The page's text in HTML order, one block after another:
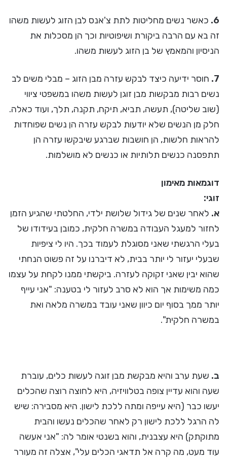
6. כאשר נשים מחליטות לתת צ'אנס לבן הזוג לעשות משהו
זה בא עם הרבה ביקורת ושיפוטיות וכך הן מסכלות את
הניסיון והמאמץ של בן הזוג לעשות משהו.
7. חוסר ידיעה כיצד לבקש עזרה מבן הזוג – מבלי משים לב
נשים רבות מבקשות מבן זוגן לעשות משהו במשפטי ציווי
(שוב שליטה), תעשה, תביא, תיקח, תקנה, תלך, ועוד כאלה.
חלק מן הנשים שלא יודעות לבקש עזרה הן נשים שפוחדות
להראות חלשות, הן חושבות שברגע שיבקשו עזרה הן
תתפסנה כנשים תלותיות או כנשים לא מושלמות.
דוגמאות מאימון
זוגי:
א. לאחר שנים של גידול שלושת ילדי, החלטתי שהגיע הזמן
לחזור למעגל העבודה במשרה חלקית, כמובן בעידודו של
בעלי הרגשתי שאני מסוגלת לעמוד בכך. היו לי ציפיות
שבעלי יעזור לי יותר בבית, לא דיברנו על זה פשוט הנחתי
שהוא יבין שאני זקוקה לעזרה. ביקשתי ממנו לקחת על עצמו
כמה משימות אך הוא לא סרב לעזור לי בטענה: "אני עייף
יותר ממך בסוף יום כיוון שאני עובד במשרה מלאה ואת
במשרה חלקית".
ב. שעת ערב והיא מבקשת מבן זוגה לעשות כלים, עוברת
שעה והוא עדיין צופה בטלוויזיה, היא לחוצה רוצה שהכלים
יעשו כבר (היא עייפה ומתה ללכת לישון. היא מסבירה: שיש
לה הרגל ללכת לישון רק לאחר שהכלים נעשו והבית
מתוקתק) היא עצבנית, והוא בשנטי אומר לה: "אני אעשה
עוד מעט, מה קרה אל תדאגי הכלים עלי", אצלה זה מעורר